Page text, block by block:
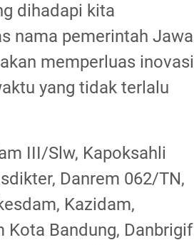
dihadapi kita
nama pemerintah Jawa
memperluas inovasi
yang tidak terlalu
III/Slw, Kapoksahli
Danrem 062/TN,
Kazidam,
Kota Bandung, Danbrigif